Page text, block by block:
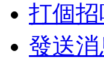
打個招
發送消